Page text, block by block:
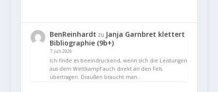
BenReinhardt zu Janja Garnbret klettert
Bibliographie (9b+)
7. Juli 2026
Ich finde es beeindruckend, wenn sich die Leistungen
aus dem Wettkampf auch direkt an den Fels
übertragen. Draußen braucht man…